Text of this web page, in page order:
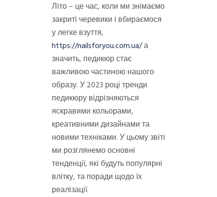
Літо – це час, коли ми знімаємо
закриті черевики і вбираємося
у легке взуття,
https://nailsforyou.com.ua/а
значить, педикюр стає
важливою частиною нашого
образу. У 2023 році тренди
педикюру відрізняються
яскравими кольорами,
креативними дизайнами та
новими техніками. У цьому звіті
ми розглянемо основні
тенденції, які будуть популярні
влітку, та поради щодо їх
реалізації.